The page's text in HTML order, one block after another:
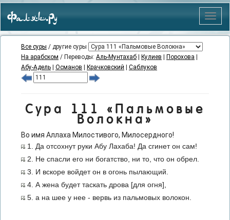
Меню
Фаляк.Ру
Все суры / другие суры
На арабском / Переводы: Аль-Мунтахаб Кулиев Порохова
Абу-Адель
Османов Крачковский Саблуков
Сура 111 «Пальмовые
Волокна»
Во имя Аллаха Милостивого, Милосердного!
1. Да отсохнут руки Абу Лахаба! Да сгинет он сам!
2. Не спасли его ни богатство, ни то, что он обрел.
3. И вскоре войдет он в огонь пылающий.
4. А жена будет таскать дрова [для огня],
5. а на шее у нее - вервь из пальмовых волокон.